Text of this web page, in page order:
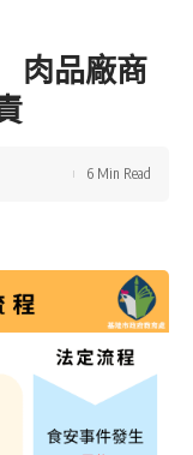
肉品廠商
6 Min Read